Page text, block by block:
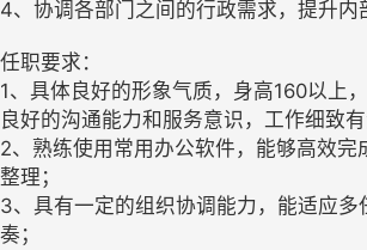
4、协调各部门之间的行政需求，提升内
任职要求：
1、具体良好的形象气质，身高160以上
良好的沟通能力和服务意识，工作细致有
2、熟练使用常用办公软件，能够高效完
整理；
3、具有一定的组织协调能力，能适应多
奏；